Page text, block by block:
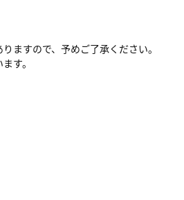
ますので、予めご了承ください。
す。